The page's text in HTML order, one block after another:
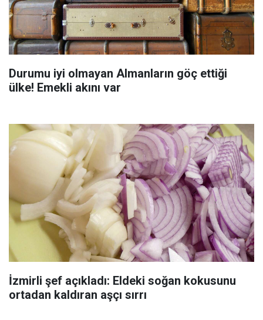
Durumu iyi olmayan Almanların göç ettiği
ülke! Emekli akını var
İzmirli şef açıkladı: Eldeki soğan kokusunu
ortadan kaldıran aşçı sırrı